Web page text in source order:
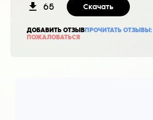
65 Скачать
ДОБАВИТЬ ОТЗЫВПРОЧИТАТЬ ОТЗЫВЫ:
ПОЖАЛОВАТЬСЯ